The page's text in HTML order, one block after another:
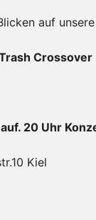
auf
Crossover
20 Uhr
Kiel